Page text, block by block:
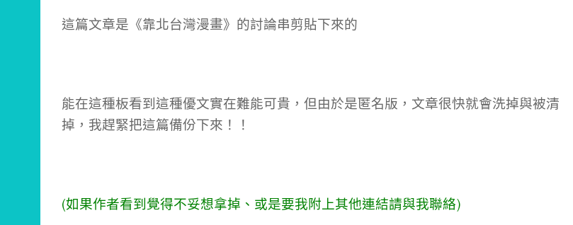
這篇文章是《靠北台灣漫畫》的討論串剪貼下來的
能在這種板看到這種優文實在難能可貴，但由於是匿名版，文章很快就會洗掉與被清
掉，我趕緊把這篇備份下來！！
(如果作者看到覺得不妥想拿掉、或是要我附上其他連結請與我聯絡)